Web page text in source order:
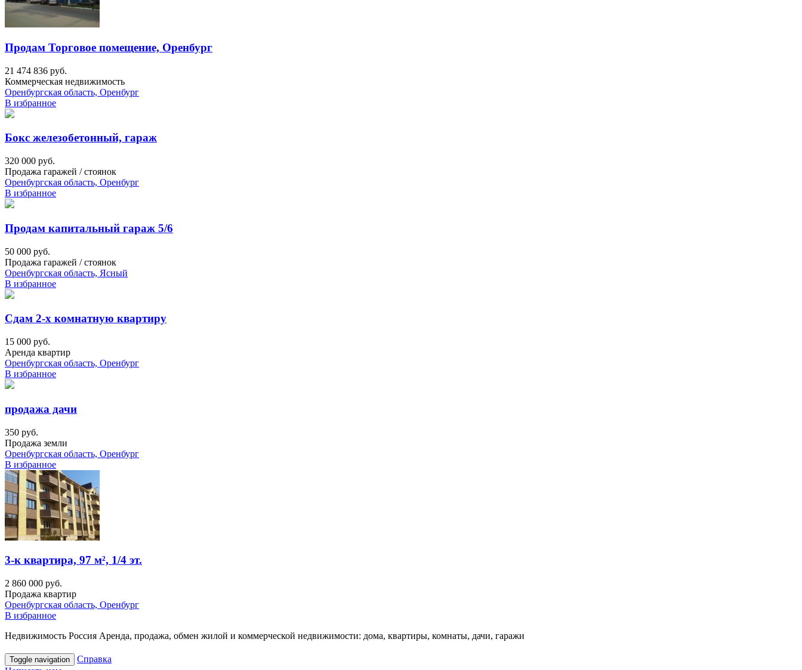
Продам Торговое помещение, Оренбург
21 474 836 руб.
Коммерческая недвижимость
Оренбургская область, Оренбург
В избранное
Бокс железобетонный, гараж
320 000 руб.
Продажа гаражей / стоянок
Оренбургская область, Оренбург
В избранное
Продам капитальный гараж 5/6
50 000 руб.
Продажа гаражей / стоянок
Оренбургская область, Ясный
В избранное
Сдам 2-х комнатную квартиру
15 000 руб.
Аренда квартир
Оренбургская область, Оренбург
В избранное
продажа дачи
350 руб.
Продажа земли
Оренбургская область, Оренбург
В избранное
3-к квартира, 97 м², 1/4 эт.
2 860 000 руб.
Продажа квартир
Оренбургская область, Оренбург
В избранное
Недвижимость Россия Аренда, продажа, обмен жилой и коммерческой недвижимости: дома, квартиры, комнаты, дачи, гаражи
Toggle navigation
Справка